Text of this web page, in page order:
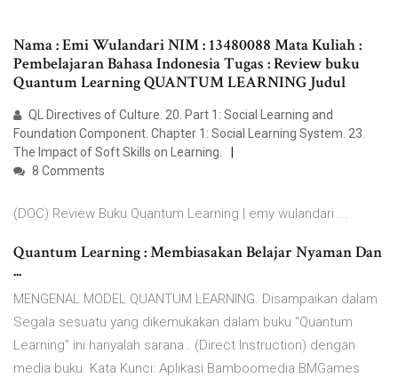
Nama : Emi Wulandari NIM : 13480088 Mata Kuliah :
Pembelajaran Bahasa Indonesia Tugas : Review buku
Quantum Learning QUANTUM LEARNING Judul
QL Directives of Culture. 20. Part 1: Social Learning and
Foundation Component. Chapter 1: Social Learning System. 23.
The Impact of Soft Skills on Learning.
8 Comments
(DOC) Review Buku Quantum Learning | emy wulandari ...
Quantum Learning : Membiasakan Belajar Nyaman Dan
...
MENGENAL MODEL QUANTUM LEARNING. Disampaikan dalam
Segala sesuatu yang dikemukakan dalam buku “Quantum
Learning” ini hanyalah sarana . (Direct Instruction) dengan
media buku. Kata Kunci: Aplikasi Bamboomedia BMGames